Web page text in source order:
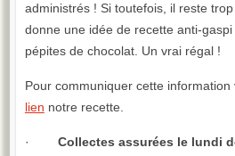
administrés ! Si toutefois, il reste
donne une idée de recette anti-
pépites de chocolat. Un vrai régal !
Pour communiquer cette information
lien notre recette.
· Collectes assurées le lundi